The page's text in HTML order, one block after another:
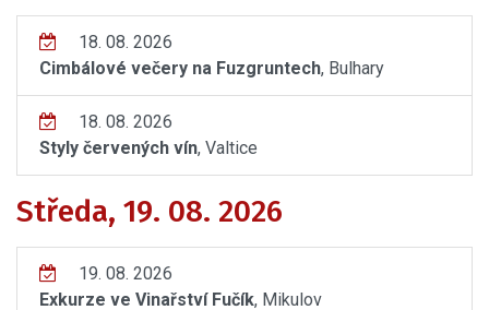
18. 08. 2026
Cimbálové večery na Fuzgruntech, Bulhary
18. 08. 2026
Styly červených vín, Valtice
Středa, 19. 08. 2026
19. 08. 2026
Exkurze ve Vinařství Fučík, Mikulov